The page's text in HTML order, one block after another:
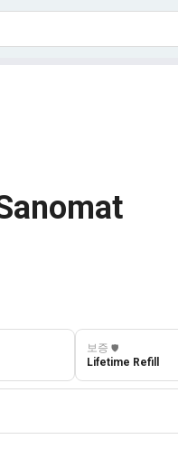
보증 ️🛡️
Lifetime Refill